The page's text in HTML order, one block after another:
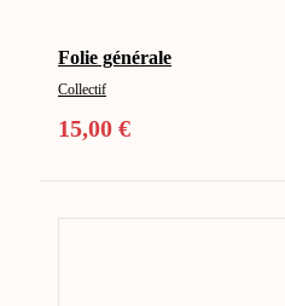
Folie générale
Collectif
15,00 €